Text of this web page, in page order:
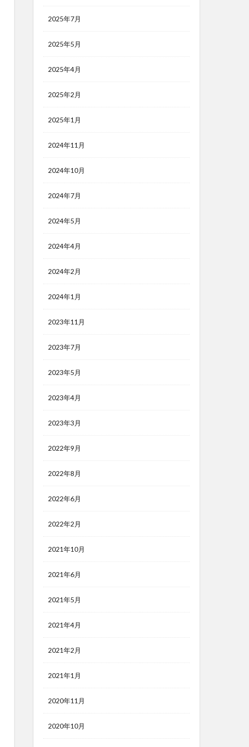
2025年7月
2025年5月
2025年4月
2025年2月
2025年1月
2024年11月
2024年10月
2024年7月
2024年5月
2024年4月
2024年2月
2024年1月
2023年11月
2023年7月
2023年5月
2023年4月
2023年3月
2022年9月
2022年8月
2022年6月
2022年2月
2021年10月
2021年6月
2021年5月
2021年4月
2021年2月
2021年1月
2020年11月
2020年10月